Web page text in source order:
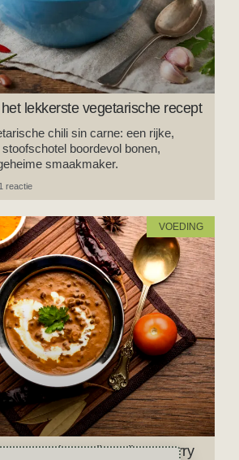
lekkerste vegetarische recept
chili sin carne: een rijke,
boordevol bonen,
smaakmaker.
1 reactie
VOEDING
romige Indiase linzencurry